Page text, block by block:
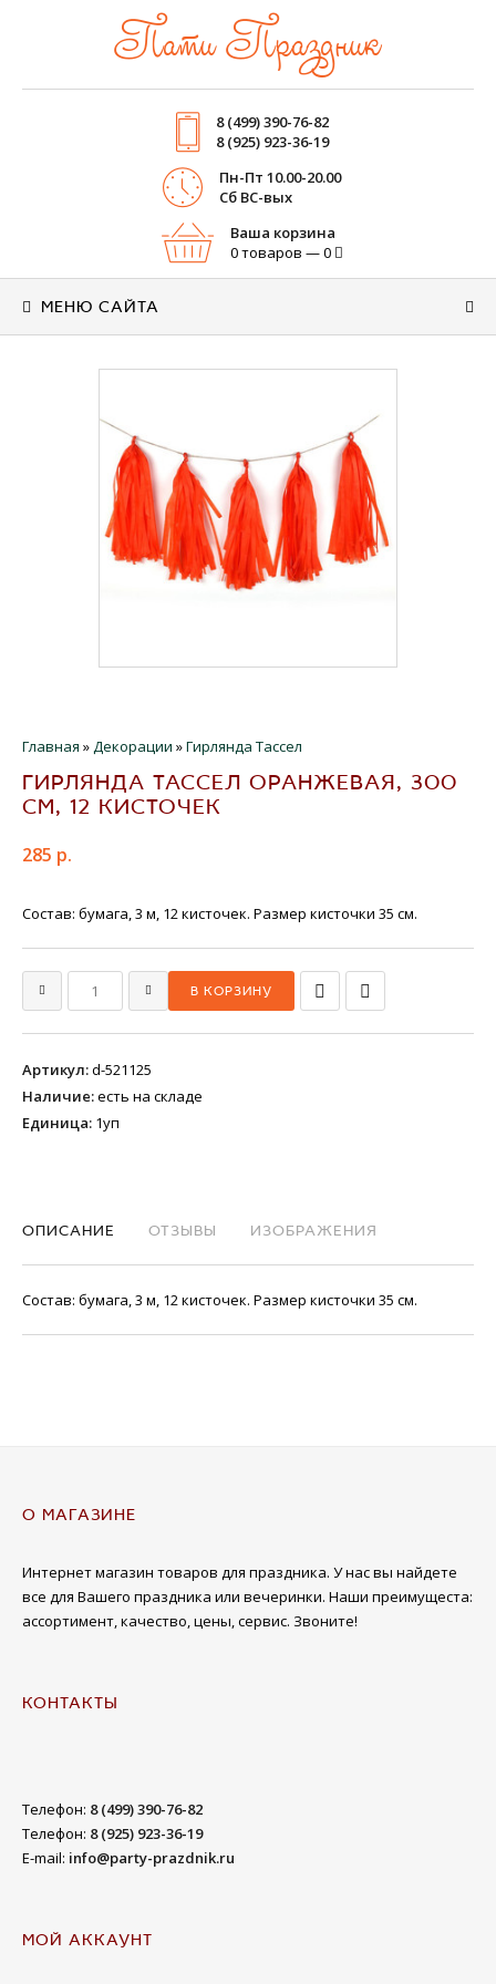
Пати Праздник
8 (499) 390-76-82
8 (925) 923-36-19
Пн-Пт 10.00-20.00
Cб ВС-вых
Ваша корзина
0 товаров — 0
МЕНЮ САЙТА
Главная »Декорации »Гирлянда Тассел
ГИРЛЯНДА ТАССЕЛ ОРАНЖЕВАЯ, 300
СМ, 12 КИСТОЧЕК
285 р.
Состав: бумага, 3 м, 12 кисточек. Размер кисточки 35 см.
Артикул:d-521125
Наличие:есть на складе
Единица: 1уп
ОПИСАНИЕ ОТЗЫВЫ ИЗОБРАЖЕНИЯ
Состав: бумага, 3 м, 12 кисточек. Размер кисточки 35 см.
О МАГАЗИНЕ
Интернет магазин товаров для праздника. У нас вы найдете
все для Вашего праздника или вечеринки. Наши преимущеста:
ассортимент, качество, цены, сервис. Звоните!
КОНТАКТЫ
Телефон: 8 (499) 390-76-82
Телефон: 8 (925) 923-36-19
E-mail: info@party-prazdnik.ru
МОЙ АККАУНТ